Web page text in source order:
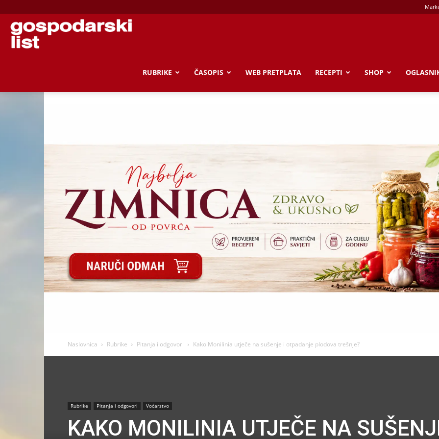
Gospodarski
RUBRIKE ČASOPIS WEB PRETPLATA RECEPTI SHOP
Naslovnica Rubrike Pitanja i odgovori Kako Monilinia utječe na sušenje i otpadanje plodova trešnje?
Rubrike Pitanja i odgovori Voćarstvo
KAKO MONILINIA UTJEČE NA